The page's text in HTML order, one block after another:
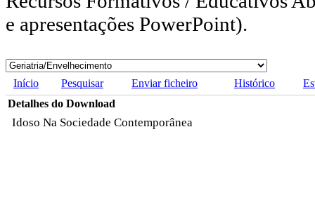
e apresentações PowerPoint).
Início Pesquisar Enviar ficheiro Histórico
Detalhes do Download
Idoso Na Sociedade Contemporânea